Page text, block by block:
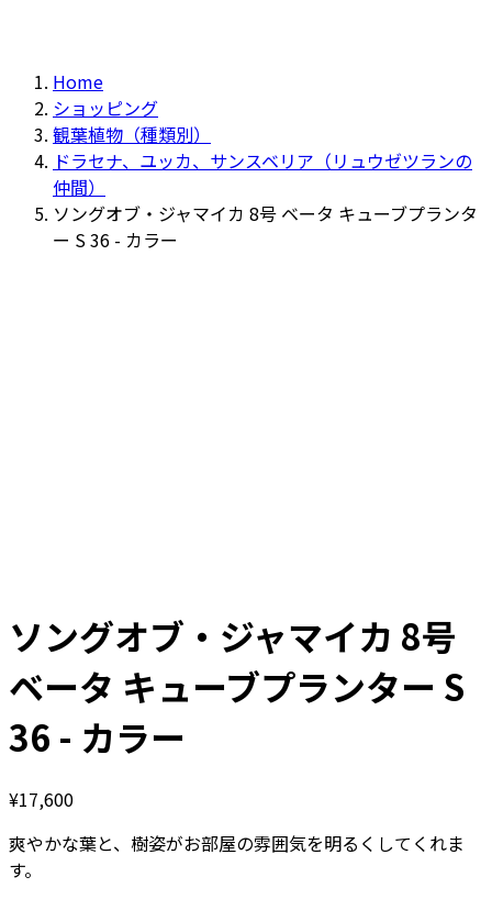
Home
ショッピング
観葉植物（種類別）
ドラセナ、ユッカ、サンスベリア（リュウゼツランの
仲間）
ソングオブ・ジャマイカ 8号 ベータ キューブプランタ
ー S 36 - カラー
ソングオブ・ジャマイカ 8号
ベータ キューブプランター S
36 - カラー
¥17,600
爽やかな葉と、樹姿がお部屋の雰囲気を明るくしてくれま
す。